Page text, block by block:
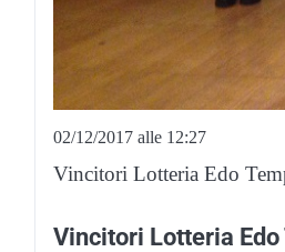
02/12/2017 alle 12:27
Vincitori Lotteria Edo
Vincitori Lotteria Edo